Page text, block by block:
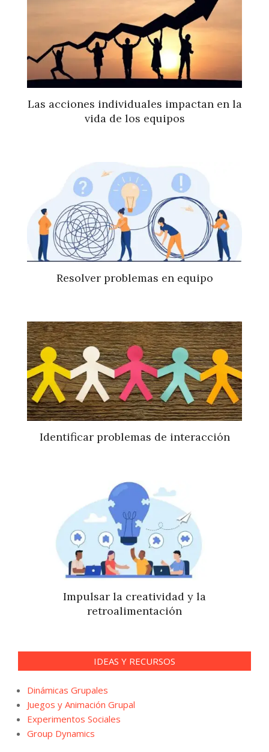
Las acciones individuales impactan en la
vida de los equipos
Resolver problemas en equipo
Identificar problemas de interacción
Impulsar la creatividad y la
retroalimentación
IDEAS Y RECURSOS
Dinámicas Grupales
Juegos y Animación Grupal
Experimentos Sociales
Group Dynamics